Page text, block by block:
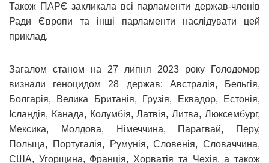
Також ПАРЄ закликала всі парламенти держав-членів
Ради Європи та інші парламенти наслідувати цей
приклад.
Загалом станом на 27 липня 2023 року Голодомор
визнали геноцидом 28 держав: Австралія, Бельгія,
Болгарія, Велика Британія, Грузія, Еквадор, Естонія,
Ісландія, Канада, Колумбія, Латвія, Литва, Люксембург,
Мексика, Молдова, Німеччина, Парагвай, Перу,
Польща, Португалія, Румунія, Словенія, Словаччина,
США, Угорщина, Франція, Хорватія та Чехія, а також